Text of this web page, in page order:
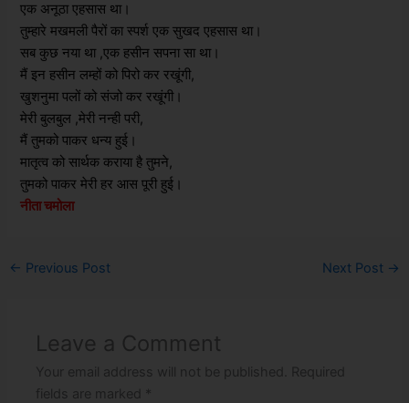
एक अनूठा एहसास था।
तुम्हारे मखमली पैरों का स्पर्श एक सुखद एहसास था।
सब कुछ नया था ,एक हसीन सपना सा था।
मैं इन हसीन लम्हों को पिरो कर रखूंगी,
खुशनुमा पलों को संजो कर रखूंगी।
मेरी बुलबुल ,मेरी नन्ही परी,
मैं तुमको पाकर धन्य हुई।
मातृत्व को सार्थक कराया है तुमने,
तुमको पाकर मेरी हर आस पूरी हुई।
नीता चमोला
← Previous Post Next Post →
Leave a Comment
Your email address will not be published.
Required
fields are marked *